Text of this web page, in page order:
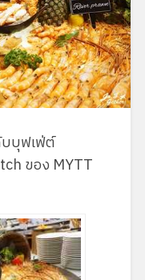
บุฟเฟ่ต์
ของ MYTT